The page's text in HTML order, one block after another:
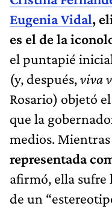
Eugenia Vidal,
es el de la
el puntapié
(y, después,viva
Rosario) objetó
que la
medios.
representada
afirmó, ella sufre
de un